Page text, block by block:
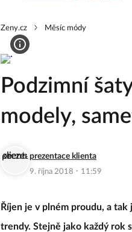
Zeny.cz Měsíc módy
Podzimní
modely,
prezentace klienta
9. října 2018 · 11:59
Říjen je v plném proudu, a
trendy. Stejně jako každý rok